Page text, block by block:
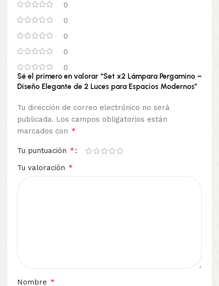
0
0
0
0
0
Sé el primero en valorar “Set x2 Lámpara Pergamino –
Diseño Elegante de 2 Luces para Espacios Modernos”
Tu dirección de correo electrónico no será
publicada. Los campos obligatorios están
marcados con *
Tu puntuación *
Tu valoración *
Nombre *